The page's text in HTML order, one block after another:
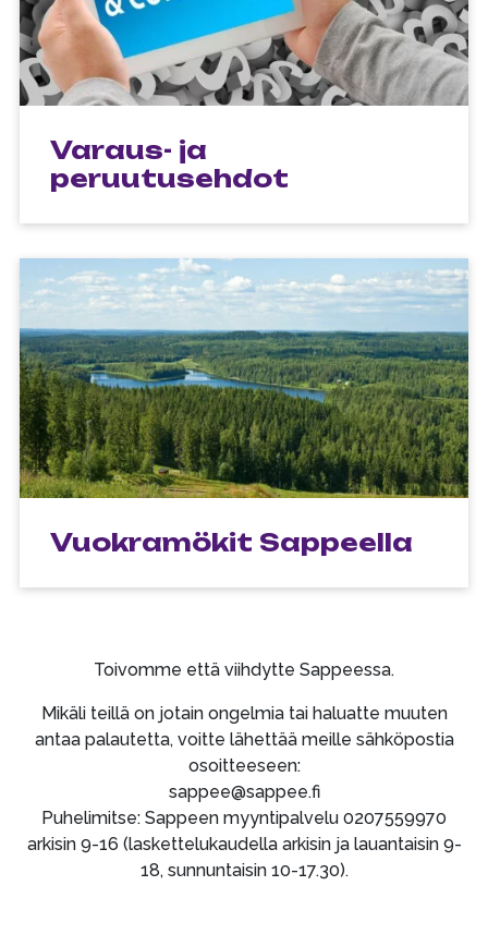
Varaus- ja
peruutusehdot
Vuokramökit Sappeella
Toivomme että viihdytte Sappeessa.
Mikäli teillä on jotain ongelmia tai haluatte muuten
antaa palautetta, voitte lähettää meille sähköpostia
osoitteeseen:
sappee@sappee.fi
Puhelimitse: Sappeen myyntipalvelu 0207559970
arkisin 9-16 (laskettelukaudella arkisin ja lauantaisin 9-
18, sunnuntaisin 10-17.30).